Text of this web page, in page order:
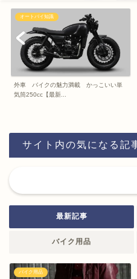
オートバイ知識
外車 バイクの魅力満載 かっこいい単
気筒250cc【最新...
サイト内の気になる記
最新記事
バイク用品
バイク用品